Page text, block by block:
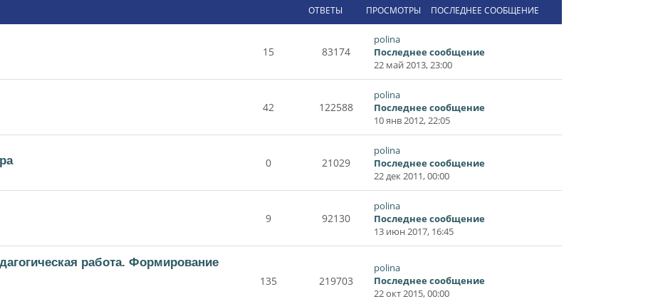
ОТВЕТЫ ПРОСМОТРЫ ПОСЛЕДНЕЕ СООБЩЕНИЕ
15 83174
polina
Последнее сообщение
22 май 2013, 23:00
42 122588
polina
Последнее сообщение
10 янв 2012, 22:05
0 21029
polina
Последнее сообщение
22 дек 2011, 00:00
9 92130
polina
Последнее сообщение
13 июн 2017, 16:45
работа. Формирование
135 219703
polina
Последнее сообщение
22 окт 2015, 00:00